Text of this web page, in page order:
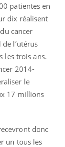
patientes en
dix réalisent
cancer
l’utérus
les trois ans.
2014-
le
17 millions
donc
un tous les